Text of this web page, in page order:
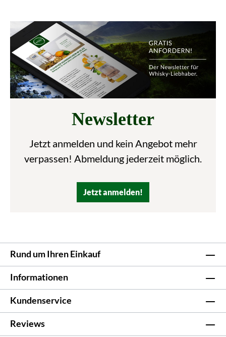
Newsletter
Jetzt anmelden und kein Angebot mehr
verpassen! Abmeldung jederzeit möglich.
Jetzt anmelden!
Rund um Ihren Einkauf
Informationen
Kundenservice
Reviews